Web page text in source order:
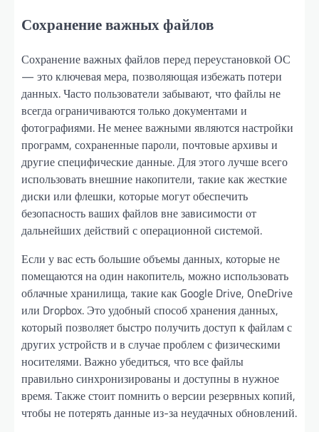
Сохранение важных файлов
Сохранение важных файлов перед переустановкой ОС
— это ключевая мера, позволяющая избежать потери
данных. Часто пользователи забывают, что файлы не
всегда ограничиваются только документами и
фотографиями. Не менее важными являются настройки
программ, сохраненные пароли, почтовые архивы и
другие специфические данные. Для этого лучше всего
использовать внешние накопители, такие как жесткие
диски или флешки, которые могут обеспечить
безопасность ваших файлов вне зависимости от
дальнейших действий с операционной системой.
Если у вас есть большие объемы данных, которые не
помещаются на один накопитель, можно использовать
облачные хранилища, такие как Google Drive, OneDrive
или Dropbox. Это удобный способ хранения данных,
который позволяет быстро получить доступ к файлам с
других устройств и в случае проблем с физическими
носителями. Важно убедиться, что все файлы
правильно синхронизированы и доступны в нужное
время. Также стоит помнить о версии резервных копий,
чтобы не потерять данные из-за неудачных обновлений.